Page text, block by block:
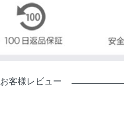
お客様レビュー